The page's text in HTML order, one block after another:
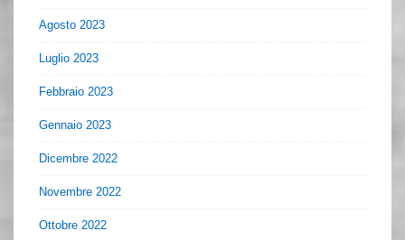
Agosto 2023
Luglio 2023
Febbraio 2023
Gennaio 2023
Dicembre 2022
Novembre 2022
Ottobre 2022